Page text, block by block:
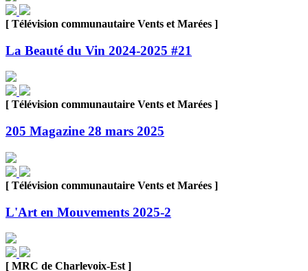
[ Télévision communautaire Vents et Marées ]
La Beauté du Vin 2024-2025 #21
[ Télévision communautaire Vents et Marées ]
205 Magazine 28 mars 2025
[ Télévision communautaire Vents et Marées ]
L'Art en Mouvements 2025-2
[ MRC de Charlevoix-Est ]